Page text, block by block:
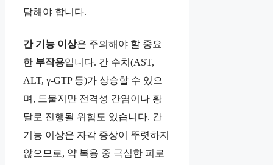
담해야 합니다.
간 기능 이상은 주의해야 할 중요
한 부작용입니다. 간 수치(AST,
ALT, γ-GTP 등)가 상승할 수 있으
며, 드물지만 전격성 간염이나 황
달로 진행될 위험도 있습니다. 간
기능 이상은 자각 증상이 뚜렷하지
않으므로, 약 복용 중 극심한 피로